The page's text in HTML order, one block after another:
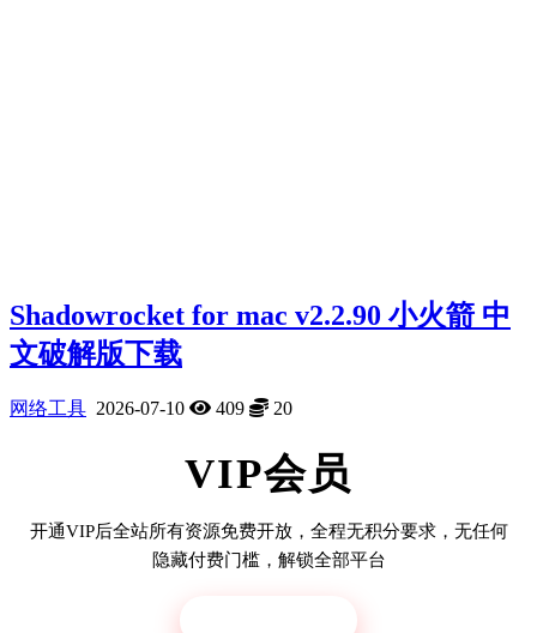
Shadowrocket for mac v2.2.90 小火箭 中
文破解版下载
网络工具 2026-07-10 409 20
VIP会员
开通VIP后全站所有资源免费开放，全程无积分要求，无任何
隐藏付费门槛，解锁全部平台